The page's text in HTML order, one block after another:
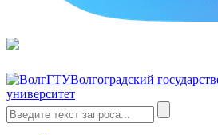
Волгоградский
университет